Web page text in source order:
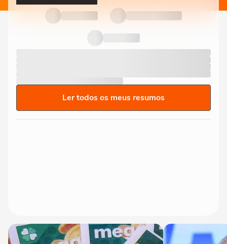
Ler todos os meus resumos